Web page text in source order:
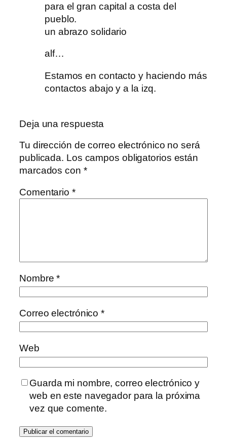
para el gran capital a costa del
pueblo.
un abrazo solidario
alf…
Estamos en contacto y haciendo más
contactos abajo y a la izq.
Deja una respuesta
Tu dirección de correo electrónico no será
publicada. Los campos obligatorios están
marcados con *
Comentario *
Nombre*
Correo electrónico*
Web
Guarda mi nombre, correo electrónico y
web en este navegador para la próxima
vez que comente.